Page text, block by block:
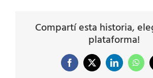
Compartí esta historia,
plataforma!
Facebook
X LinkedIn